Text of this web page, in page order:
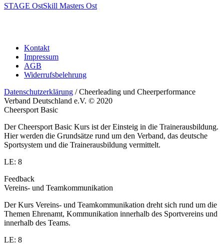
STAGE OstSkill Masters Ost
Kontakt
Impressum
AGB
Widerrufsbelehrung
Datenschutzerklärung / Cheerleading und Cheerperformance
Verband Deutschland e.V. © 2020
Cheersport Basic
Der Cheersport Basic Kurs ist der Einsteig in die Trainerausbildung.
Hier werden die Grundsätze rund um den Verband, das deutsche
Sportsystem und die Trainerausbildung vermittelt.
LE: 8
Feedback
Vereins- und Teamkommunikation
Der Kurs Vereins- und Teamkommunikation dreht sich rund um die
Themen Ehrenamt, Kommunikation innerhalb des Sportvereins und
innerhalb des Teams.
LE: 8